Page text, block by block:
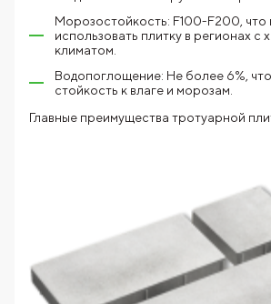
Морозостойкость: F100-F200, что
использовать плитку в регионах с
климатом.
Водопоглощение: Не более 6%,
стойкость к влаге и морозам.
Главные преимущества тротуарной